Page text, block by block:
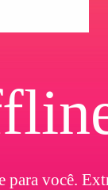
para você.